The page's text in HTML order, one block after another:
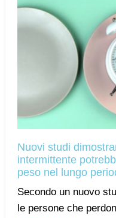
Nuovi studi
intermittente
peso nel lungo
Secondo un nuovo
le persone che